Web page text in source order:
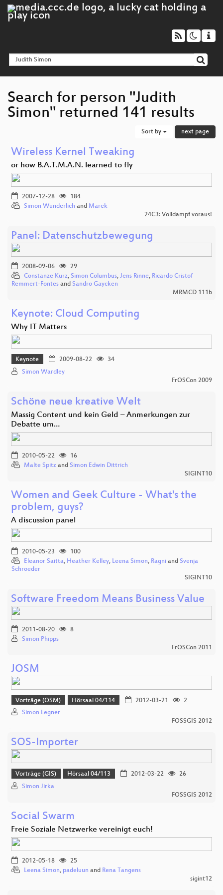
Search for person "Judith
Simon" returned 141 results
Sort by next page
Wireless Kernel Tweaking
or how B.A.T.M.A.N. learned to fly
2007-12-28
184
Simon Wunderlich and Marek
24C3: Volldampf voraus!
Panel: Datenschutzbewegung
2008-09-06
29
Constanze Kurz, Simon Columbus, Jens Rinne, Ricardo Cristof
Remmert-Fontes and Sandro Gaycken
MRMCD 111b
Keynote: Cloud Computing
Why IT Matters
Keynote 2009-08-22
34
Simon Wardley
FrOSCon 2009
Schöne neue kreative Welt
Massig Content und kein Geld – Anmerkungen zur
Debatte um…
2010-05-22
16
Malte Spitz and Simon Edwin Dittrich
SIGINT10
Women and Geek Culture - What's the
problem, guys?
A discussion panel
2010-05-23
100
Eleanor Saitta, Heather Kelley, Leena Simon, Ragni and Svenja
Schroeder
SIGINT10
Software Freedom Means Business Value
2011-08-20
8
Simon Phipps
FrOSCon 2011
JOSM
Vorträge (OSM) Hörsaal 04/114 2012-03-21
2
Simon Legner
FOSSGIS 2012
SOS-Importer
Vorträge (GIS) Hörsaal 04/113 2012-03-22
26
Simon Jirka
FOSSGIS 2012
Social Swarm
Freie Soziale Netzwerke vereinigt euch!
2012-05-18
25
Leena Simon, padeluun and Rena Tangens
sigint12